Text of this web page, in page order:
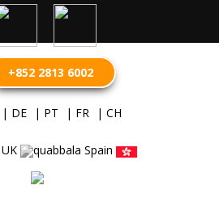
+852 2813 6002
| DE | PT | FR | CH